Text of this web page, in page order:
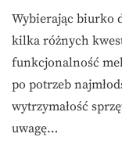
Wybierając biurko
kilka różnych
funkcjonalność
po potrzeb
wytrzymałość
uwagę…